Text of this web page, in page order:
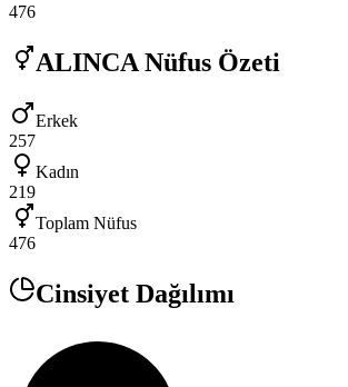
476
ALINCA Nüfus Özeti
Erkek
257
Kadın
219
Toplam Nüfus
476
Cinsiyet Dağılımı